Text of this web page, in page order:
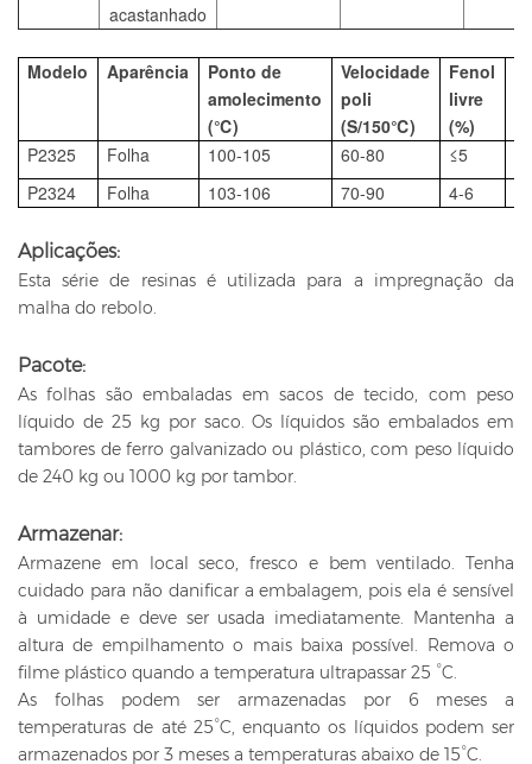
acastanhado
Modelo Aparência
Ponto de
amolecimento
(℃)
Velocidade
poli
(S/150℃)
Fenol
livre
(%)
P2325 Folha 100-105 60-80 ≤5
P2324
Folha 103-106 70-90 4-6
Aplicações:
Esta série de resinas é utilizada para a impregnação da
malha do rebolo.
Pacote:
As folhas são embaladas em sacos de tecido, com peso
líquido de 25 kg por saco. Os líquidos são embalados em
tambores de ferro galvanizado ou plástico, com peso líquido
de 240 kg ou 1000 kg por tambor.
Armazenar:
Armazene em local seco, fresco e bem ventilado. Tenha
cuidado para não danificar a embalagem, pois ela é sensível
à umidade e deve ser usada imediatamente. Mantenha a
altura de empilhamento o mais baixa possível. Remova o
filme plástico quando a temperatura ultrapassar 25 °C.
As folhas podem ser armazenadas por 6 meses a
temperaturas de até 25°C, enquanto os líquidos podem ser
armazenados por 3 meses a temperaturas abaixo de 15°C.